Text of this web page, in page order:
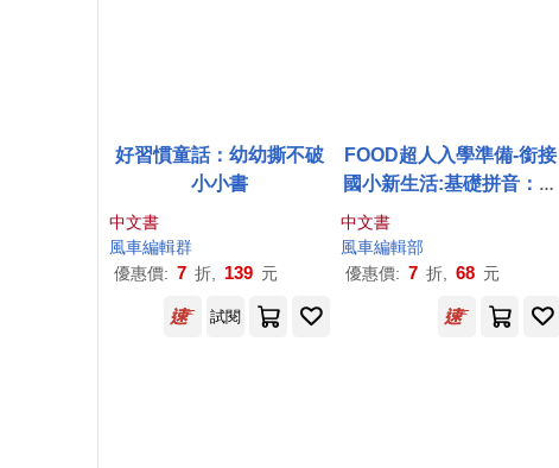
好習慣童話：幼幼撕不破
小小書
中文書
風車編輯群
優惠價: 7 折, 139 元
FOOD超人入學準備-銜接
國小新生活:基礎拼音：全
系列提供一年級科目的核
心素養題目
中文書
風車編輯部
優惠價: 7 折, 68 元
試閱